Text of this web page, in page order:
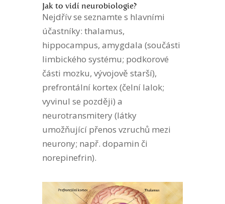
Jak to vidí neurobiologie?
Nejdřív se seznamte s hlavními
účastníky: thalamus,
hippocampus, amygdala (součásti
limbického systému; podkorové
části mozku, vývojově starší),
prefrontální kortex (čelní lalok;
vyvinul se později) a
neurotransmitery (látky
umožňující přenos vzruchů mezi
neurony; např. dopamin či
norepinefrin).